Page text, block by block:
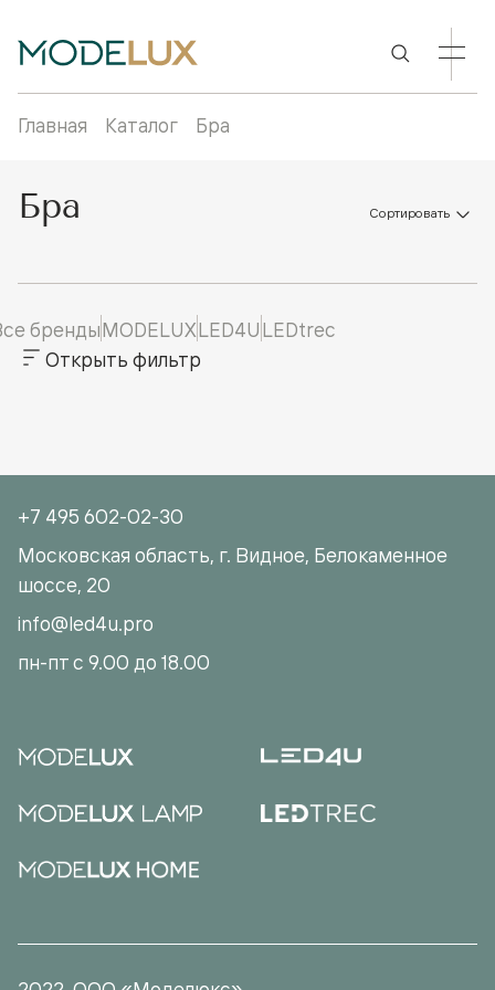
Главная Каталог Бра
Бра Сортировать
брендыMODELUXLED4ULEDtrec
Открыть фильтр
+7 495 602-02-30
Московская область, г. Видное, Белокаменное
шоссе, 20
info@led4u.pro
пн-пт с 9.00 до 18.00